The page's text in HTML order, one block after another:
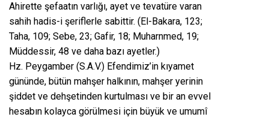
Ahirette şefaatın varlığı, ayet ve tevatüre varan
sahih hadis-i şeriflerle sabittir. (El-Bakara, 123;
Taha, 109; Sebe, 23; Gafir, 18; Muharnmed, 19;
Müddessir, 48 ve daha bazı ayetler.)
Hz. Peygamber (S.A.V.) Efendimiz’in kıyamet
gününde, bütün mahşer halkının, mahşer yerinin
şiddet ve dehşetinden kurtulması ve bir an evvel
hesabın kolayca görülmesi için büyük ve umumî